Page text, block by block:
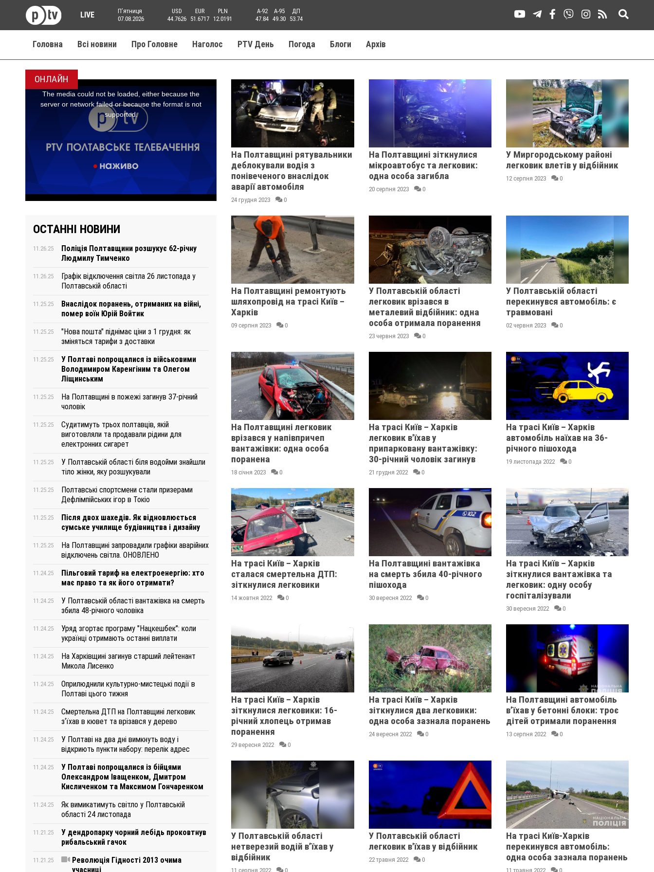
LIVE
Пʼятниця
07.08.2026
USD
44.7626
EUR
51.6717
PLN
12.0191
A-92
47.84
A-95
49.30
ДП
53.74
Головна Всі новини Про Головне Наголос PTV День Погода Блоги Aрхів
ОНЛАЙН
ОСТАННІ НОВИНИ
11.26.25
Поліція Полтавщини розшукує 62-річну
Людмилу Тимченко
11.26.25
Графік відключення світла 26 листопада у
Полтавській області
11.25.25
Внаслідок поранень, отриманих на війні,
помер воїн Юрій Войтик
11.25.25
"Нова пошта" піднімає ціни з 1 грудня: як
зміняться тарифи з доставки
11.25.25
У Полтаві попрощалися із військовими
Володимиром Каренгіним та Олегом
Ліщинським
11.25.25
На Полтавщині в пожежі загинув 37-річний
чоловік
11.25.25
Судитимуть трьох полтавців, якій
виготовляли та продавали рідини для
електронних сигарет
11.25.25
У Полтавській області біля водойми знайшли
тіло жінки, яку розшукували
11.25.25
Полтавські спортсмени стали призерами
Дефлімпійських ігор в Токіо
11.25.25
Після двох шахедів. Як відновлюється
сумське училище будівництва і дизайну
11.25.25
На Полтавщині запровадили графіки аварійних
відключень світла. ОНОВЛЕНО
11.24.25
Пільговий тариф на електроенергію: хто
має право та як його отримати?
11.24.25
У Полтавській області вантажівка на смерть
збила 48-річного чоловіка
11.24.25
Уряд згортає програму "Нацкешбек": коли
українці отримають останні виплати
11.24.25
На Харківщині загинув старший лейтенант
Микола Лисенко
11.24.25
Оприлюднили культурно-мистецькі події в
Полтаві цього тижня
11.24.25
Смертельна ДТП на Полтавщині легковик
з‘їхав в кювет та врізався у дерево
11.24.25
У Полтаві на два дні вимкнуть воду і
відкриють пункти набору: перелік адрес
11.24.25
У Полтаві попрощалися із бійцями
Олександром Іващенком, Дмитром
Кисличенком та Максимом Гончаренком
11.24.25
Як вимикатимуть світло у Полтавській
області 24 листопада
11.21.25
У дендропарку чорний лебідь проковтнув
рибальський гачок
11.21.25
Революція Гідності 2013 очима
учасниці
На Полтавщині рятувальники
деблокували водія з
понівеченого внаслідок
аварії автомобіля
24 грудня 2023 0
На Полтавщині зіткнулися
мікроавтобус та легковик:
одна особа загибла
20 серпня 2023 0
У Миргородському районі
легковик влетів у відбійник
12 серпня 2023 0
На Полтавщині ремонтують
шляхопровід на трасі Київ –
Харків
09 серпня 2023 0
У Полтавській області
легковик врізався в
металевий відбійник: одна
особа отримала поранення
23 червня 2023 0
У Полтавській області
перекинувся автомобіль: є
травмовані
02 червня 2023 0
На Полтавщині легковик
врізався у напівпричеп
вантажівки: одна особа
поранена
18 січня 2023 0
На трасі Київ – Харків
легковик в'їхав у
припарковану вантажівку:
30-річний чоловік загинув
21 грудня 2022 0
На трасі Київ – Харків
автомобіль наїхав на 36-
річного пішохода
19 листопада 2022 0
На трасі Київ – Харків
сталася смертельна ДТП:
зіткнулися легковики
14 жовтня 2022 0
На Полтавщині вантажівка
на смерть збила 40-річного
пішохода
30 вересня 2022 0
На трасі Київ – Харків
зіткнулися вантажівка та
легковик: одну особу
госпіталізували
30 вересня 2022 0
На трасі Київ – Харків
зіткнулися легковики: 16-
річний хлопець отримав
поранення
29 вересня 2022 0
На трасі Київ – Харків
зіткнулися два легковики:
одна особа зазнала поранень
24 вересня 2022 0
На Полтавщині автомобіль
в’їхав у бетонні блоки: троє
дітей отримали поранення
13 серпня 2022 0
У Полтавській області
нетверезий водій в’їхав у
відбійник
11 серпня 2022 0
У Полтавській області
легковик в'їхав у відбійник
22 травня 2022 0
На трасі Київ-Харків
перекинувся автомобіль:
одна особа зазнала поранень
11 травня 2022 0